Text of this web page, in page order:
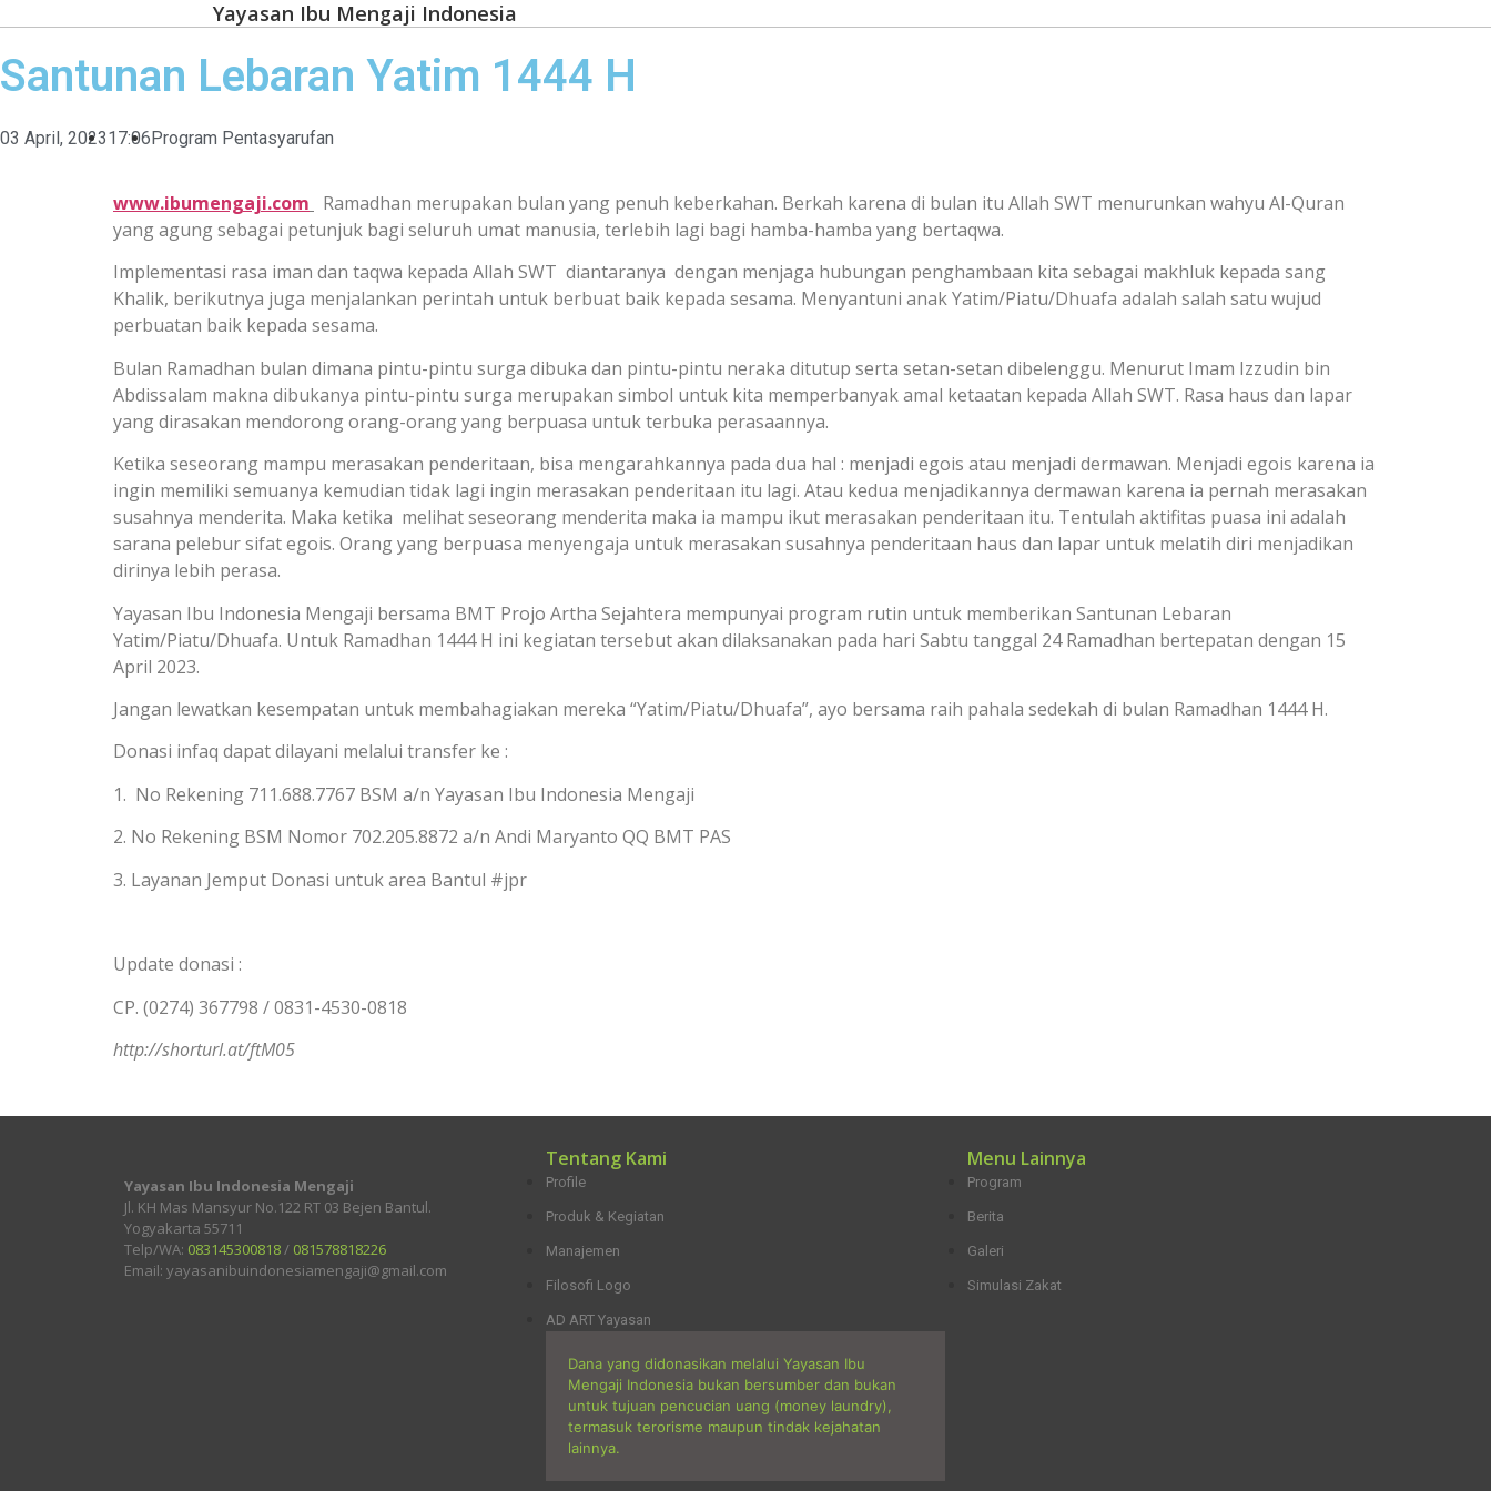
Yayasan Ibu Mengaji Indonesia
Santunan Lebaran Yatim 1444 H
03 April, 202317:06Program Pentasyarufan
www.ibumengaji.com
Ramadhan merupakan bulan yang penuh keberkahan. Berkah karena di bulan itu Allah SWT menurunkan wahyu Al-Quran
yang agung sebagai petunjuk bagi seluruh umat manusia, terlebih lagi bagi hamba-hamba yang bertaqwa.
Implementasi rasa iman dan taqwa kepada Allah SWT diantaranya dengan menjaga hubungan penghambaan kita sebagai makhluk kepada sang
Khalik, berikutnya juga menjalankan perintah untuk berbuat baik kepada sesama. Menyantuni anak Yatim/Piatu/Dhuafa adalah salah satu wujud
perbuatan baik kepada sesama.
Bulan Ramadhan bulan dimana pintu-pintu surga dibuka dan pintu-pintu neraka ditutup serta setan-setan dibelenggu. Menurut Imam Izzudin bin
Abdissalam makna dibukanya pintu-pintu surga merupakan simbol untuk kita memperbanyak amal ketaatan kepada Allah SWT. Rasa haus dan lapar
yang dirasakan mendorong orang-orang yang berpuasa untuk terbuka perasaannya.
Ketika seseorang mampu merasakan penderitaan, bisa mengarahkannya pada dua hal : menjadi egois atau menjadi dermawan. Menjadi egois karena ia
ingin memiliki semuanya kemudian tidak lagi ingin merasakan penderitaan itu lagi. Atau kedua menjadikannya dermawan karena ia pernah merasakan
susahnya menderita. Maka ketika melihat seseorang menderita maka ia mampu ikut merasakan penderitaan itu. Tentulah aktifitas puasa ini adalah
sarana pelebur sifat egois. Orang yang berpuasa menyengaja untuk merasakan susahnya penderitaan haus dan lapar untuk melatih diri menjadikan
dirinya lebih perasa.
Yayasan Ibu Indonesia Mengaji bersama BMT Projo Artha Sejahtera mempunyai program rutin untuk memberikan Santunan Lebaran
Yatim/Piatu/Dhuafa. Untuk Ramadhan 1444 H ini kegiatan tersebut akan dilaksanakan pada hari Sabtu tanggal 24 Ramadhan bertepatan dengan 15
April 2023.
Jangan lewatkan kesempatan untuk membahagiakan mereka “Yatim/Piatu/Dhuafa”, ayo bersama raih pahala sedekah di bulan Ramadhan 1444 H.
Donasi infaq dapat dilayani melalui transfer ke :
1. No Rekening 711.688.7767 BSM a/n Yayasan Ibu Indonesia Mengaji
2. No Rekening BSM Nomor 702.205.8872 a/n Andi Maryanto QQ BMT PAS
3. Layanan Jemput Donasi untuk area Bantul #jpr
Update donasi :
CP. (0274) 367798 / 0831-4530-0818
http://shorturl.at/ftM05
Yayasan Ibu Indonesia Mengaji
Jl. KH Mas Mansyur No.122 RT 03 Bejen Bantul.
Yogyakarta 55711
Telp/WA: 083145300818/ 081578818226
Email: yayasanibuindonesiamengaji@gmail.com
Tentang Kami
Profile
Produk & Kegiatan
Manajemen
Filosofi Logo
AD ART Yayasan
Dana yang didonasikan melalui Yayasan Ibu
Mengaji Indonesia bukan bersumber dan bukan
untuk tujuan pencucian uang (money laundry),
termasuk terorisme maupun tindak kejahatan
lainnya.
Menu Lainnya
Program
Berita
Galeri
Simulasi Zakat